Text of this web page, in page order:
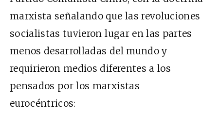
marxista señalando que las revoluciones
socialistas tuvieron lugar en las partes
menos desarrolladas del mundo y
requirieron medios diferentes a los
pensados por los marxistas
eurocéntricos: